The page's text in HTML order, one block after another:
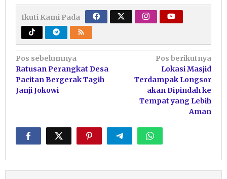
Ikuti Kami Pada
Navigasi
pos
Pos sebelumnya
Ratusan Perangkat Desa
Pacitan Bergerak Tagih
Janji Jokowi
Pos berikutnya
Lokasi Masjid
Terdampak Longsor
akan Dipindah ke
Tempat yang Lebih
Aman